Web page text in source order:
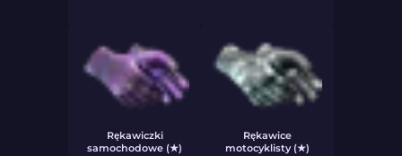
Rękawiczki
samochodowe (★)
Rękawice
motocyklisty (★)